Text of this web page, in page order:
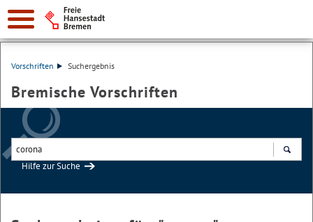
Vorschriften Suchergebnis
Bremische Vorschriften
Hilfe zur Suche